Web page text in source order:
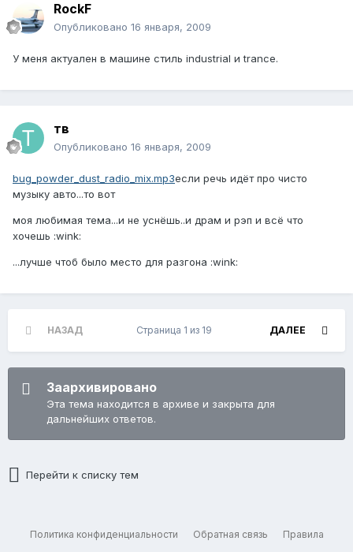
RockF
Опубликовано 16 января, 2009
У меня актуален в машине стиль industrial и trance.
тв
Опубликовано 16 января, 2009
bug_powder_dust_radio_mix.mp3если речь идёт про чисто
музыку авто...то вот
моя любимая тема...и не уснёшь..и драм и рэп и всё что
хочешь :wink:
...лучше чтоб было место для разгона :wink:
НАЗАД ДАЛЕЕ
Страница 1 из 19
Заархивировано
Эта тема находится в архиве и закрыта для
дальнейших ответов.
Перейти к списку тем
Политика конфиденциальности Обратная связь Правила